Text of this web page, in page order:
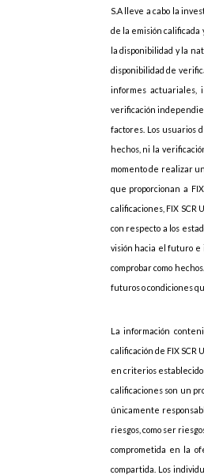
S.A lleve a cabo la
de la emisión calificada
la disponibilidad y la
disponibilidad de
informes actuariales,
verificación
factores. Los usuarios
hechos, ni la
momento de realizar
que proporcionan a
calificaciones, FIX SCR
con respecto a los
visión hacia el futuro e
comprobar como
futuros o condiciones
La información
calificación de FIX SCR
en criterios
calificaciones son un
únicamente
riesgos, como ser
comprometida en la
compartida. Los